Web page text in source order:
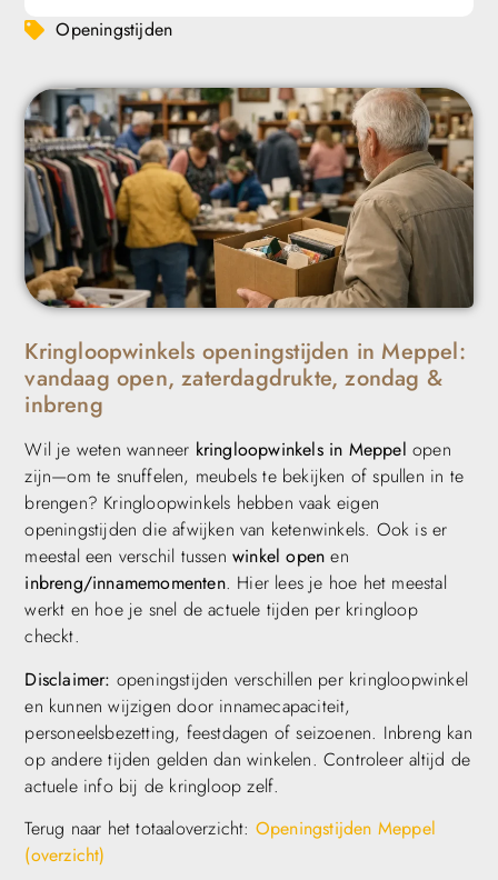
Kringloopwinkels openingstijden in Meppel:
vandaag open, zaterdagdrukte, zondag &
inbreng
Wil je weten wanneer kringloopwinkels in Meppel open
zijn—om te snuffelen, meubels te bekijken of spullen in te
brengen? Kringloopwinkels hebben vaak eigen
openingstijden die afwijken van ketenwinkels. Ook is er
meestal een verschil tussen winkel open en
inbreng/innamemomenten. Hier lees je hoe het meestal
werkt en hoe je snel de actuele tijden per kringloop
checkt.
Disclaimer: openingstijden verschillen per kringloopwinkel
en kunnen wijzigen door innamecapaciteit,
personeelsbezetting, feestdagen of seizoenen. Inbreng kan
op andere tijden gelden dan winkelen. Controleer altijd de
actuele info bij de kringloop zelf.
Terug naar het totaaloverzicht: Openingstijden Meppel
(overzicht)
Openingstijden